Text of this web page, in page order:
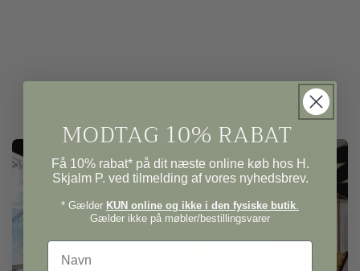
MODTAG 10% RABAT
Få 10% rabat* på dit næste online køb hos H.
Skjalm P. ved tilmelding af vores nyhedsbrev.
* Gælder KUN online og ikke i den fysiske butik.
Gælder ikke på møbler/bestillingsvarer
Navn